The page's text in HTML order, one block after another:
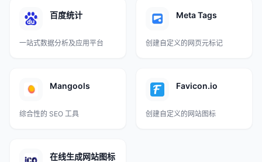
百度统计
一站式数据分析及应用平台
Meta Tags
创建自定义的网页元标记
Mangools
综合性的 SEO 工具
Favicon.io
创建自定义的网站图标
在线生成网站图标